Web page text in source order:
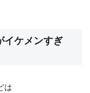
イケメンすぎ
は